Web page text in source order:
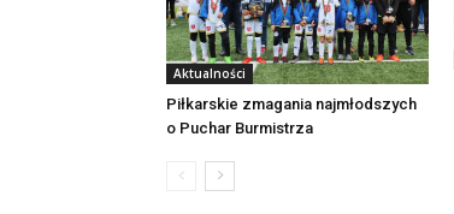
Aktualności
Piłkarskie zmagania najmłodszych
o Puchar Burmistrza